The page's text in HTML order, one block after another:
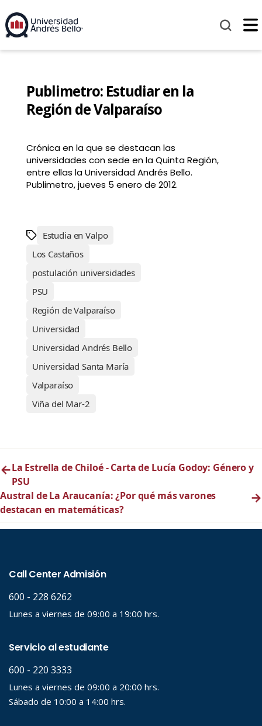
Publimetro: Estudiar en la
Región de Valparaíso
Crónica en la que se destacan las
universidades con sede en la Quinta Región,
entre ellas la Universidad Andrés Bello.
Publimetro, jueves 5 enero de 2012.
Estudia en Valpo
Los Castaños
postulación universidades
PSU
Región de Valparaíso
Universidad
Universidad Andrés Bello
Universidad Santa María
Valparaíso
Viña del Mar-2
←La Estrella de Chiloé - Carta de Lucía Godoy: Género y
PSU
Austral de La Araucanía: ¿Por qué más varones
destacan en matemáticas?
→